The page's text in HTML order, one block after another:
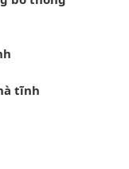
tĩnh